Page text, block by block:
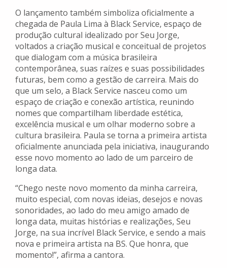
O lançamento também simboliza oficialmente a
chegada de Paula Lima à Black Service, espaço de
produção cultural idealizado por Seu Jorge,
voltados a criação musical e conceitual de projetos
que dialogam com a música brasileira
contemporânea, suas raízes e suas possibilidades
futuras, bem como a gestão de carreira. Mais do
que um selo, a Black Service nasceu como um
espaço de criação e conexão artística, reunindo
nomes que compartilham liberdade estética,
excelência musical e um olhar moderno sobre a
cultura brasileira. Paula se torna a primeira artista
oficialmente anunciada pela iniciativa, inaugurando
esse novo momento ao lado de um parceiro de
longa data.
“Chego neste novo momento da minha carreira,
muito especial, com novas ideias, desejos e novas
sonoridades, ao lado do meu amigo amado de
longa data, muitas histórias e realizações, Seu
Jorge, na sua incrível Black Service, e sendo a mais
nova e primeira artista na BS. Que honra, que
momento!”, afirma a cantora.